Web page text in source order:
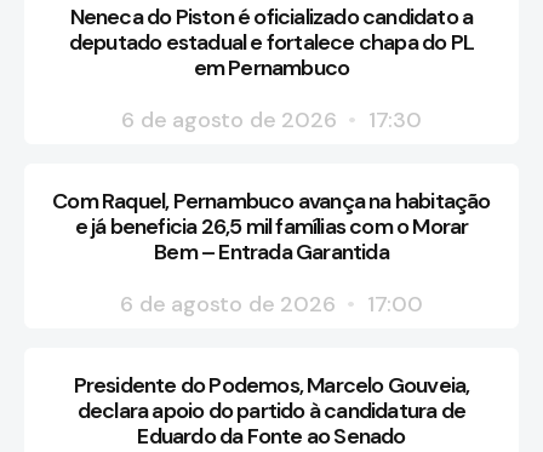
Neneca do Piston é oficializado candidato a
deputado estadual e fortalece chapa do PL
em Pernambuco
6 de agosto de 2026
17:30
Com Raquel, Pernambuco avança na habitação
e já beneficia 26,5 mil famílias com o Morar
Bem – Entrada Garantida
6 de agosto de 2026
17:00
Presidente do Podemos, Marcelo Gouveia,
declara apoio do partido à candidatura de
Eduardo da Fonte ao Senado